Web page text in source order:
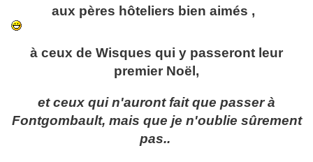
aux pères hôteliers bien aimés ,
à ceux de Wisques qui y passeront leur
premier Noël,
et ceux qui n'auront fait que passer à
Fontgombault, mais que je n'oublie sûrement
pas..